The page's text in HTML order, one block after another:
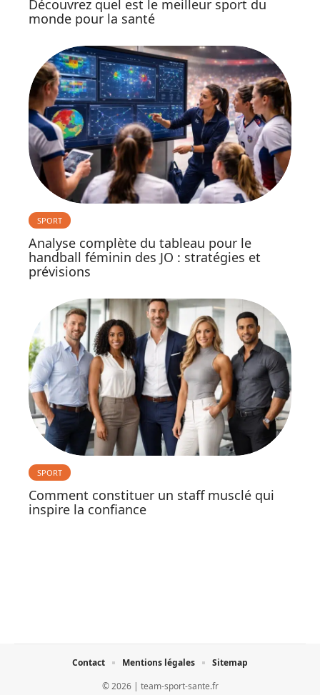
Découvrez quel est le meilleur sport du
monde pour la santé
SPORT
Analyse complète du tableau pour le
handball féminin des JO : stratégies et
prévisions
SPORT
Comment constituer un staff musclé qui
inspire la confiance
© 2026 | team-sport-sante.fr
Contact Mentions légales Sitemap